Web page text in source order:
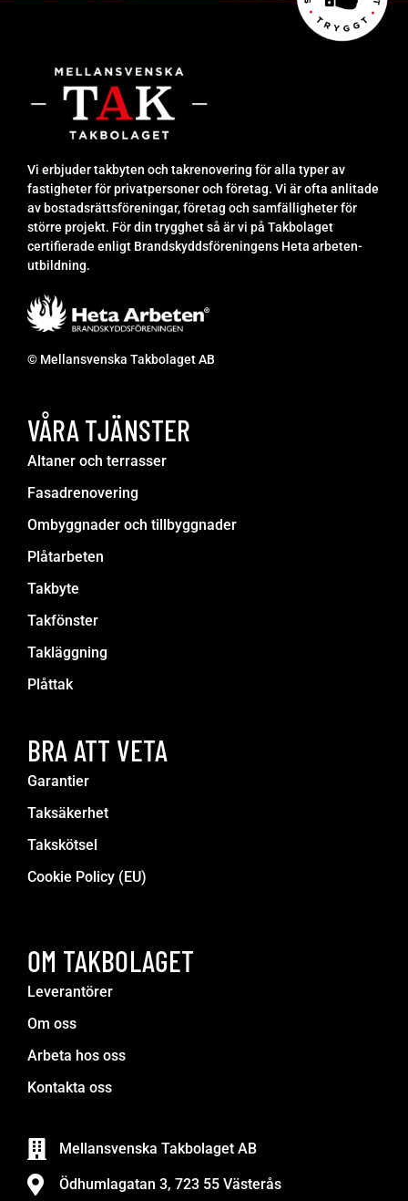
Vi erbjuder takbyten och takrenovering för alla typer av
fastigheter för privatpersoner och företag. Vi är ofta anlitade
av bostadsrättsföreningar, företag och samfälligheter för
större projekt. För din trygghet så är vi på Takbolaget
certifierade enligt Brandskyddsföreningens Heta arbeten-
utbildning.
© Mellansvenska Takbolaget AB
VÅRA TJÄNSTER
Altaner och terrasser
Fasadrenovering
Ombyggnader och tillbyggnader
Plåtarbeten
Takbyte
Takfönster
Takläggning
Plåttak
BRA ATT VETA
Garantier
Taksäkerhet
Takskötsel
Cookie Policy (EU)
OM TAKBOLAGET
Leverantörer
Om oss
Arbeta hos oss
Kontakta oss
Mellansvenska Takbolaget AB
Ödhumlagatan 3, 723 55 Västerås